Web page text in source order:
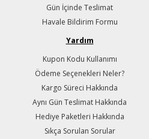
Gün İçinde Teslimat
Havale Bildirim Formu
Yardım
Kupon Kodu Kullanımı
Ödeme Seçenekleri Neler?
Kargo Süreci Hakkında
Aynı Gün Teslimat Hakkında
Hediye Paketleri Hakkında
Sıkça Sorulan Sorular